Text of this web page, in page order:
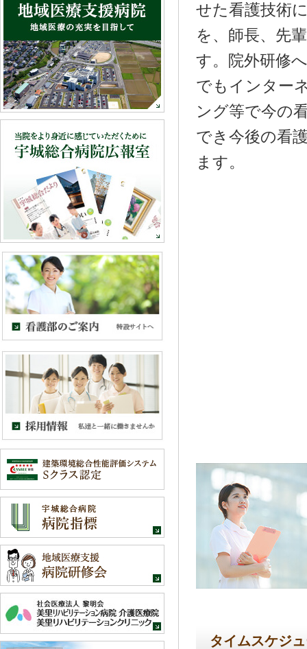
せた看護技術
を、師長、先
す。院外研修
でもインター
ング等で今の
でき今後の看
ます。
タイムスケジ